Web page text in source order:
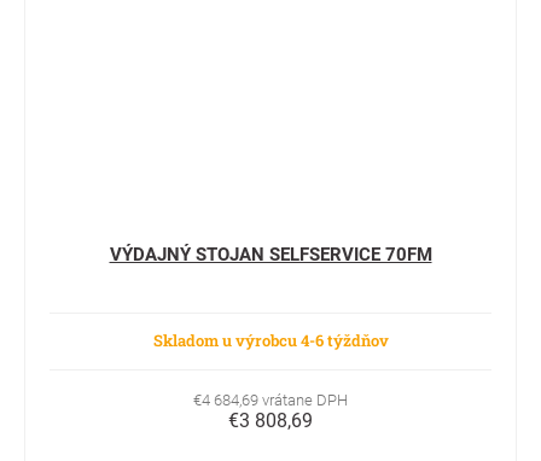
VÝDAJNÝ STOJAN SELFSERVICE 70FM
Skladom u výrobcu 4-6 týždňov
€4 684,69 vrátane DPH
€3 808,69